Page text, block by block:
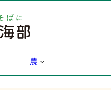
農